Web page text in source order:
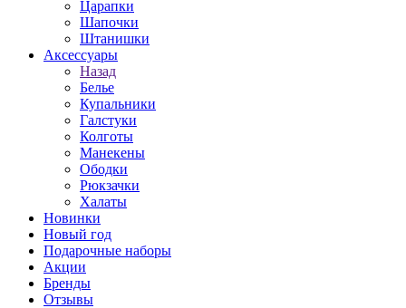
Царапки
Шапочки
Штанишки
Аксессуары
Назад
Белье
Купальники
Галстуки
Колготы
Манекены
Ободки
Рюкзачки
Халаты
Новинки
Новый год
Подарочные наборы
Акции
Бренды
Отзывы